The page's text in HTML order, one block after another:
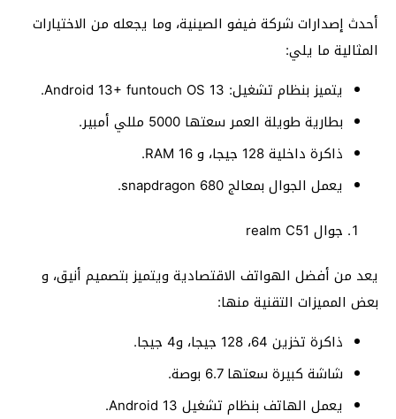
أحدث إصدارات شركة فيفو الصينية، وما يجعله من الاختيارات
المثالية ما يلي:
يتميز بنظام تشغيل: Android 13+ funtouch OS 13.
بطارية طويلة العمر سعتها 5000 مللي أمبير.
ذاكرة داخلية 128 جيجا، و RAM 16.
يعمل الجوال بمعالج snapdragon 680.
جوال realm C51
يعد من أفضل الهواتف الاقتصادية ويتميز بتصميم أنيق، و
بعض المميزات التقنية منها:
ذاكرة تخزين 64، 128 جيجا، و4 جيجا.
شاشة كبيرة سعتها 6.7 بوصة.
يعمل الهاتف بنظام تشغيل Android 13.